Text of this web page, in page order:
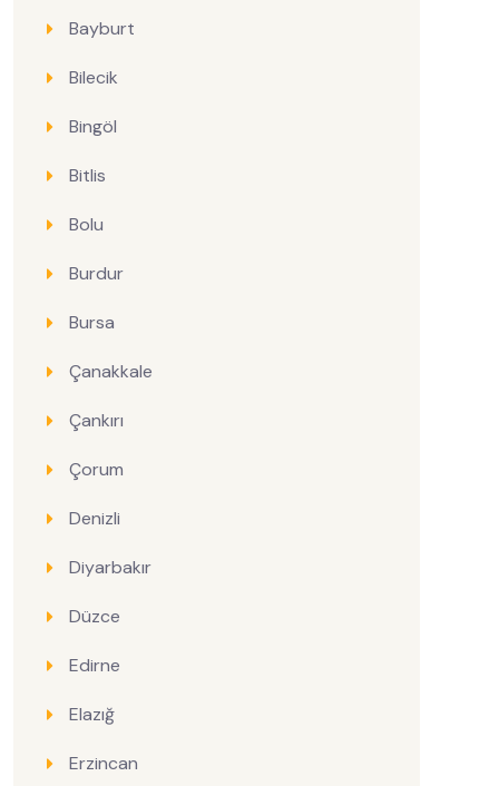
Bayburt
Bilecik
Bingöl
Bitlis
Bolu
Burdur
Bursa
Çanakkale
Çankırı
Çorum
Denizli
Diyarbakır
Düzce
Edirne
Elazığ
Erzincan